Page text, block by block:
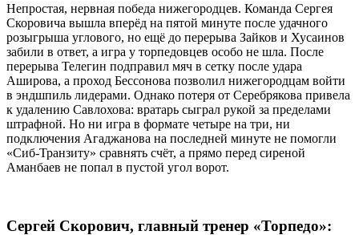
Непростая, нервная победа нижегородцев. Команда Сергея
Скоровича вышла вперёд на пятой минуте после удачного
розыгрыша углового, но ещё до перерыва Зайков и Хусаинов
забили в ответ, а игра у торпедовцев особо не шла. После
перерыва Телегин подправил мяч в сетку после удара
Аширова, а проход Бессонова позволил нижегородцам войти
в эндшпиль лидерами. Однако потеря от Серебрякова привела
к удалению Савлохова: вратарь сыграл рукой за пределами
штрафной. Но ни игра в формате четыре на три, ни
подключения Агаджанова на последней минуте не помогли
«Сиб-Транзиту» сравнять счёт, а прямо перед сиреной
Аманбаев не попал в пустой угол ворот.
Сергей Скорович, главный тренер «Торпедо»: